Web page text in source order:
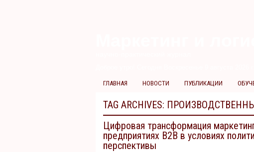
ГЛАВНАЯ НОВОСТИ ПУБЛИКАЦИИ
TAG ARCHIVES:
Цифровая трансформация
предприятиях B2B в условиях
перспективы